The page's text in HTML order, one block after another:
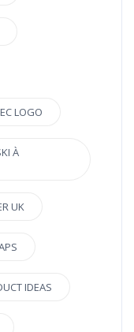
LOGO
À
UK
IDEAS